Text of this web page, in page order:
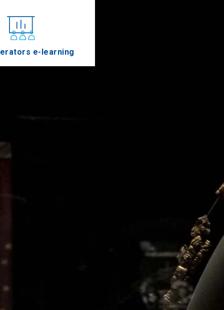
e-learning